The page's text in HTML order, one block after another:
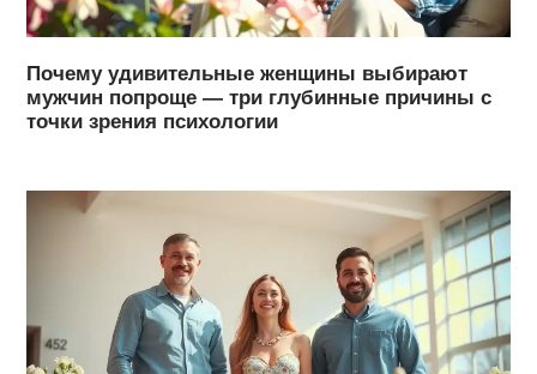
Почему удивительные женщины выбирают
мужчин попроще — три глубинные причины с
точки зрения психологии